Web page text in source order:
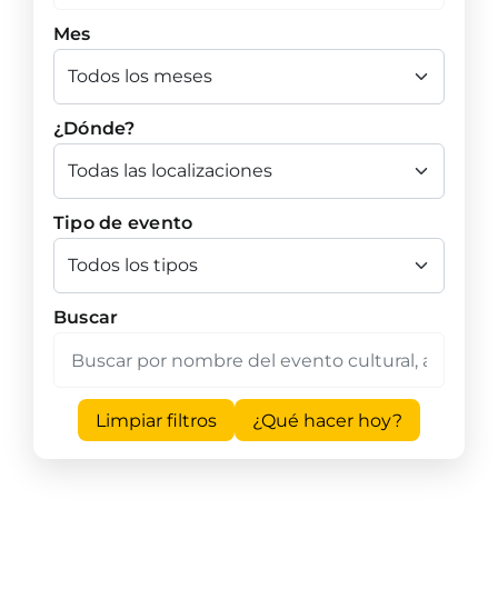
Mes
¿Dónde?
Tipo de evento
Buscar
Limpiar filtros ¿Qué hacer hoy?